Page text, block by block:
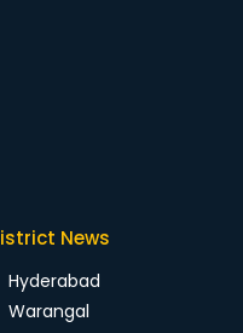
News
Hyderabad
Warangal